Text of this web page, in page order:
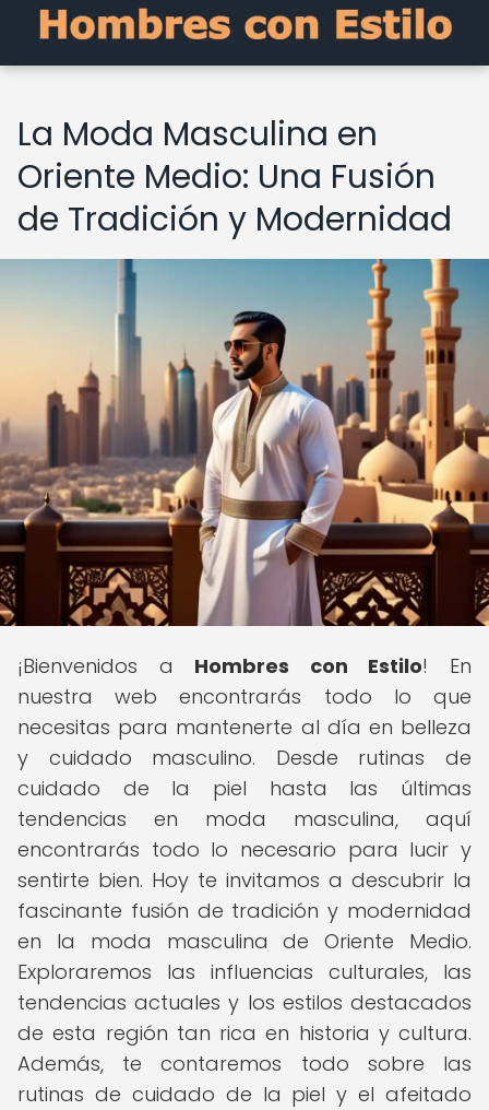
La Moda Masculina en
Oriente Medio: Una Fusión
de Tradición y Modernidad
¡Bienvenidos a Hombres con Estilo! En
nuestra web encontrarás todo lo que
necesitas para mantenerte al día en belleza
y cuidado masculino. Desde rutinas de
cuidado de la piel hasta las últimas
tendencias en moda masculina, aquí
encontrarás todo lo necesario para lucir y
sentirte bien. Hoy te invitamos a descubrir la
fascinante fusión de tradición y modernidad
en la moda masculina de Oriente Medio.
Exploraremos las influencias culturales, las
tendencias actuales y los estilos destacados
de esta región tan rica en historia y cultura.
Además, te contaremos todo sobre las
rutinas de cuidado de la piel y el afeitado